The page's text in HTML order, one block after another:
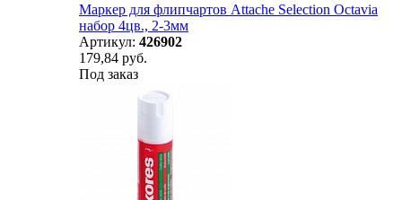
Маркер для флипчартов Attache Selection Octavia
набор 4цв., 2-3мм
Артикул: 426902
179,84 руб.
Под заказ